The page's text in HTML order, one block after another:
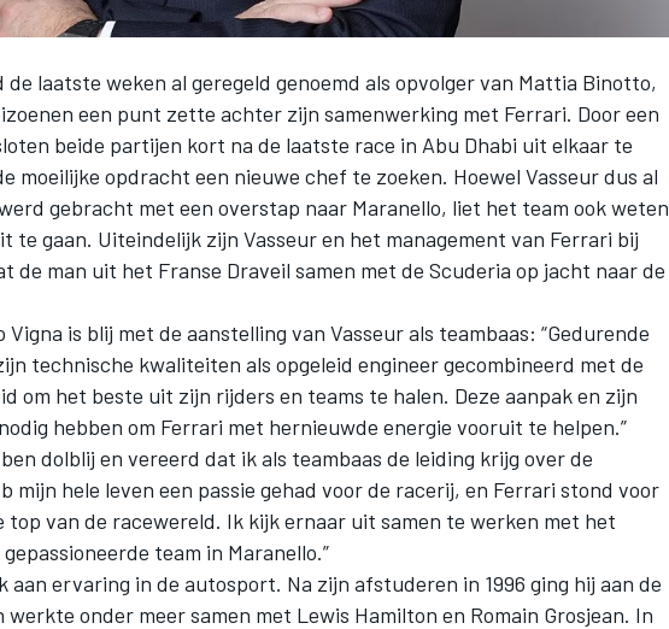
DTM
de laatste weken al geregeld genoemd als opvolger van Mattia Binotto,
een punt zette achter zijn samenwerking met Ferrari. Door een
beide partijen kort na de laatste race in Abu Dhabi uit elkaar te
moeilijke opdracht een nieuwe chef te zoeken. Hoewel Vasseur dus al
gebracht met een overstap naar Maranello, liet het team ook weten
te gaan. Uiteindelijk zijn Vasseur en het management van Ferrari bij
de man uit het Franse Draveil samen met de Scuderia op jacht naar de
Vigna is blij met de aanstelling van Vasseur als teambaas: “Gedurende
technische kwaliteiten als opgeleid engineer gecombineerd met de
om het beste uit zijn rijders en teams te halen. Deze aanpak en zijn
hebben om Ferrari met hernieuwde energie vooruit te helpen.”
dolblij en vereerd dat ik als teambaas de leiding krijg over de
mijn hele leven een passie gehad voor de racerij, en Ferrari stond voor
top van de racewereld. Ik kijk ernaar uit samen te werken met het
team in Maranello.”
aan ervaring in de autosport. Na zijn afstuderen in 1996 ging hij aan de
werkte onder meer samen met Lewis Hamilton en Romain Grosjean. In